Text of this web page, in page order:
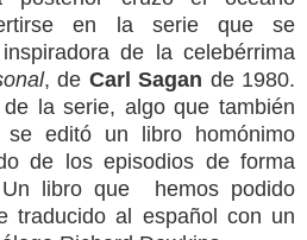
en la serie que se
de la celebérrima
, de Carl Sagan de 1980.
la serie, algo que también
se editó un libro homónimo
de los episodios de forma
libro que
hemos podido
traducido al español con un